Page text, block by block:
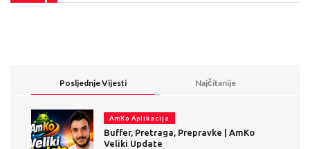
Posljednje Vijesti Najčitanije
AmKo Aplikacija
Buffer, Pretraga, Prepravke | AmKo
Veliki Update